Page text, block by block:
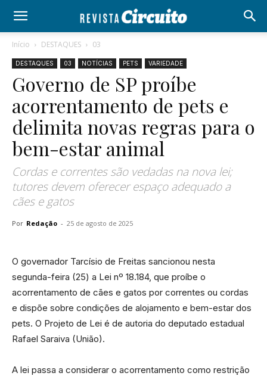
Início DESTAQUES 03
DESTAQUES 03 NOTÍCIAS PETS VARIEDADE
Governo de SP proíbe
acorrentamento de pets e
delimita novas regras para o
bem-estar animal
Cordas e correntes são vedadas na nova lei;
tutores devem oferecer espaço adequado a
cães e gatos
Por Redação - 25 de agosto de 2025
O governador Tarcísio de Freitas sancionou nesta
segunda-feira (25) a Lei nº 18.184, que proíbe o
acorrentamento de cães e gatos por correntes ou cordas
e dispõe sobre condições de alojamento e bem-estar dos
pets. O Projeto de Lei é de autoria do deputado estadual
Rafael Saraiva (União).
A lei passa a considerar o acorrentamento como restrição